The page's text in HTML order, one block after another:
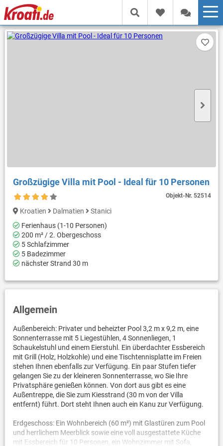
Großzügige Villa mit Pool - Ideal für 10 Personen
Objekt-Nr.52514
Kroatien Dalmatien
Stanici
Ferienhaus (1-10 Personen)
200 m² / 2. Obergeschoss
5 Schlafzimmer
5 Badezimmer
nächster Strand 30 m
Allgemein
Außenbereich: Privater und beheizter Pool 3,2 m x 9,2 m, eine
Sonnenterrasse mit 5 Liegestühlen, 4 Sonnenliegen, 1
Schaukelstuhl und einem Eierstuhl. Ein überdachter Essbereich
mit Grill (Holz, Holzkohle) und eine Tischtennisplatte im Freien
stehen Ihnen ebenfalls zur Verfügung. Ein paar Stufen tiefer
gelangen Sie zu der kleineren Sonnenterrasse, wo Sie Ihre
Privatsphäre genießen können. Von dort aus gibt es eine
Außentreppe, die Sie zum Kiesstrand (30 m von der Villa
entfernt) führt. Dort steht Ihnen auch ein Kanu zur Verfügung.
Erdgeschoss: Ein Wohnbereich (60 m²) mit Glastüren zum Pool
und herrlichem Meerblick sowie eine voll ausgestattete Küche
mit Essbereich für 10 Personen, ein Wohnzimmer mit Sofa,